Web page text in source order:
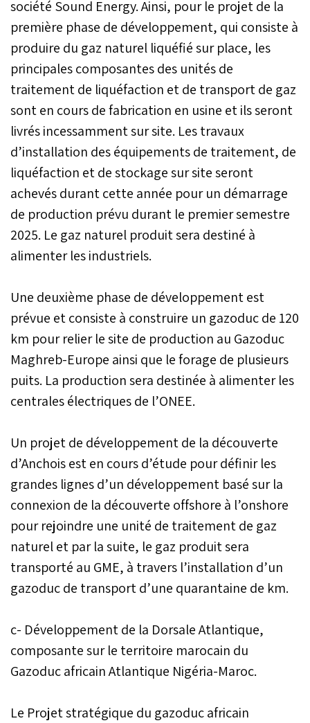
société Sound Energy. Ainsi, pour le projet de la
première phase de développement, qui consiste à
produire du gaz naturel liquéfié sur place, les
principales composantes des unités de
traitement de liquéfaction et de transport de gaz
sont en cours de fabrication en usine et ils seront
livrés incessamment sur site. Les travaux
d’installation des équipements de traitement, de
liquéfaction et de stockage sur site seront
achevés durant cette année pour un démarrage
de production prévu durant le premier semestre
2025. Le gaz naturel produit sera destiné à
alimenter les industriels.
Une deuxième phase de développement est
prévue et consiste à construire un gazoduc de 120
km pour relier le site de production au Gazoduc
Maghreb-Europe ainsi que le forage de plusieurs
puits. La production sera destinée à alimenter les
centrales électriques de l’ONEE.
Un projet de développement de la découverte
d’Anchois est en cours d’étude pour définir les
grandes lignes d’un développement basé sur la
connexion de la découverte offshore à l’onshore
pour rejoindre une unité de traitement de gaz
naturel et par la suite, le gaz produit sera
transporté au GME, à travers l’installation d’un
gazoduc de transport d’une quarantaine de km.
c- Développement de la Dorsale Atlantique,
composante sur le territoire marocain du
Gazoduc africain Atlantique Nigéria-Maroc.
Le Projet stratégique du gazoduc africain